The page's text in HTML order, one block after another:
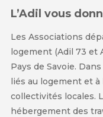
L’Adil vous
Les Associations
logement (Adil 73 et
Pays de Savoie.
liés au logement et
collectivités locales.
hébergement des